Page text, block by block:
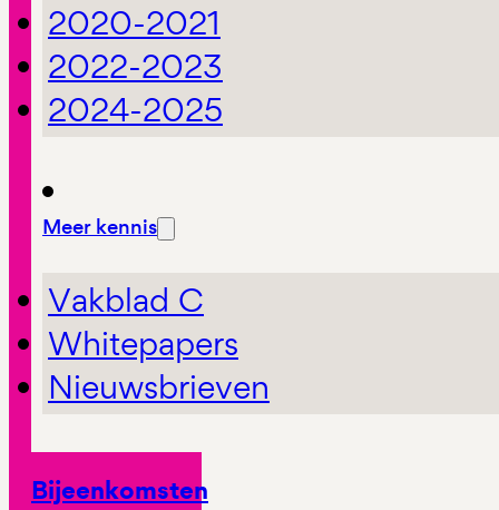
2020-2021
2022-2023
2024-2025
Meer kennis
Vakblad C
Whitepapers
Nieuwsbrieven
Bijeenkomsten